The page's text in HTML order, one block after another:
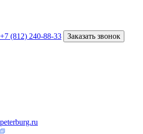
+7 (812) 240-88-33 Заказать звонок
peterburg.ru